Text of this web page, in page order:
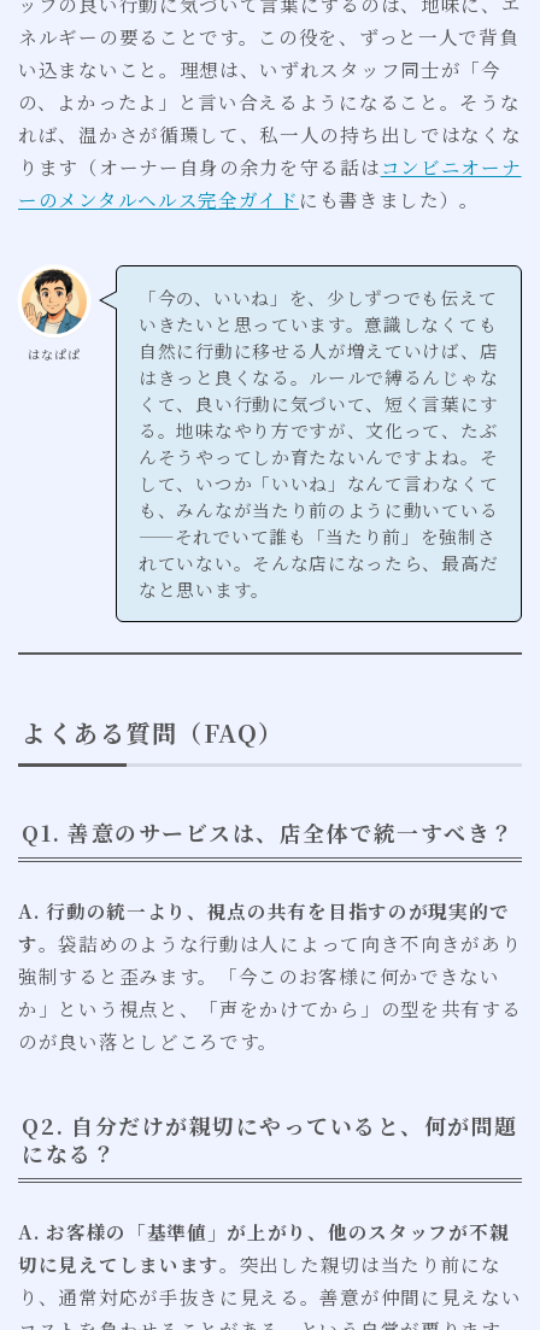
ネルギーの要ることです。この役を、ずっと一人で背負
い込まないこと。理想は、いずれスタッフ同士が「今
の、よかったよ」と言い合えるようになること。そうな
れば、温かさが循環して、私一人の持ち出しではなくな
ります（オーナー自身の余力を守る話はコンビニオーナ
ーのメンタルヘルス完全ガイド にも書きました）。
はなぱぱ
「今の、いいね」を、少しずつでも伝えて
いきたいと思っています。意識しなくても
自然に行動に移せる人が増えていけば、店
はきっと良くなる。ルールで縛るんじゃな
くて、良い行動に気づいて、短く言葉にす
る。地味なやり方ですが、文化って、たぶ
んそうやってしか育たないんですよね。そ
して、いつか「いいね」なんて言わなくて
も、みんなが当たり前のように動いている
——それでいて誰も「当たり前」を強制さ
れていない。そんな店になったら、最高だ
なと思います。
よくある質問（FAQ）
Q1. 善意のサービスは、店全体で統一すべき？
A. 行動の統一より、視点の共有を目指すのが現実的で
す。袋詰めのような行動は人によって向き不向きがあり
強制すると歪みます。「今このお客様に何かできない
か」という視点と、「声をかけてから」の型を共有する
のが良い落としどころです。
Q2. 自分だけが親切にやっていると、何が問題
になる？
A. お客様の「基準値」が上がり、他のスタッフが不親
切に見えてしまいます。突出した親切は当たり前にな
り、通常対応が手抜きに見える。善意が仲間に見えない